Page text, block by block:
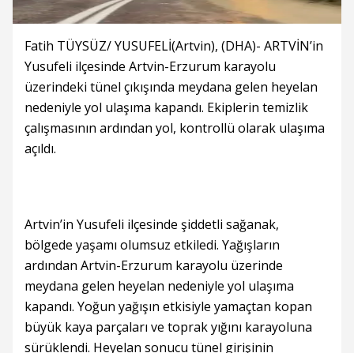
Fatih TÜYSÜZ/ YUSUFELİ(Artvin), (DHA)- ARTVİN’in
Yusufeli ilçesinde Artvin-Erzurum karayolu
üzerindeki tünel çıkışında meydana gelen heyelan
nedeniyle yol ulaşıma kapandı. Ekiplerin temizlik
çalışmasının ardından yol, kontrollü olarak ulaşıma
açıldı.
Artvin’in Yusufeli ilçesinde şiddetli sağanak,
bölgede yaşamı olumsuz etkiledi. Yağışların
ardından Artvin-Erzurum karayolu üzerinde
meydana gelen heyelan nedeniyle yol ulaşıma
kapandı. Yoğun yağışın etkisiyle yamaçtan kopan
büyük kaya parçaları ve toprak yığını karayoluna
sürüklendi. Heyelan sonucu tünel girişinin